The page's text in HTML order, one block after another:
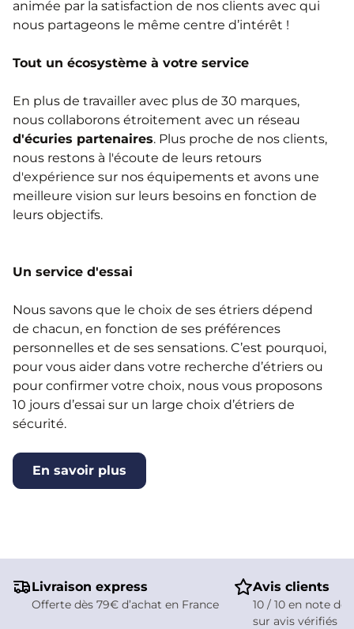
animée par la satisfaction de nos clients avec qui
nous partageons le même centre d’intérêt !
Tout un écosystème à votre service
En plus de travailler avec plus de 30 marques,
nous collaborons étroitement avec un réseau
d'écuries partenaires. Plus proche de nos clients,
nous restons à l'écoute de leurs retours
d'expérience sur nos équipements et avons une
meilleure vision sur leurs besoins en fonction de
leurs objectifs.
Un service d'essai
Nous savons que le choix de ses étriers dépend
de chacun, en fonction de ses préférences
personnelles et de ses sensations. C’est pourquoi,
pour vous aider dans votre recherche d’étriers ou
pour confirmer votre choix, nous vous proposons
10 jours d’essai sur un large choix d’étriers de
sécurité.
En savoir plus
Livraison express
Offerte dès 79€ d’achat en France
Avis clients
10 / 10 en note
sur avis vérifiés